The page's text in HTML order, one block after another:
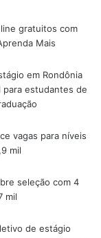
gratuitos com
Mais
em Rondônia
para estudantes de
vagas para níveis
mil
seleção com 4
mil
de estágio